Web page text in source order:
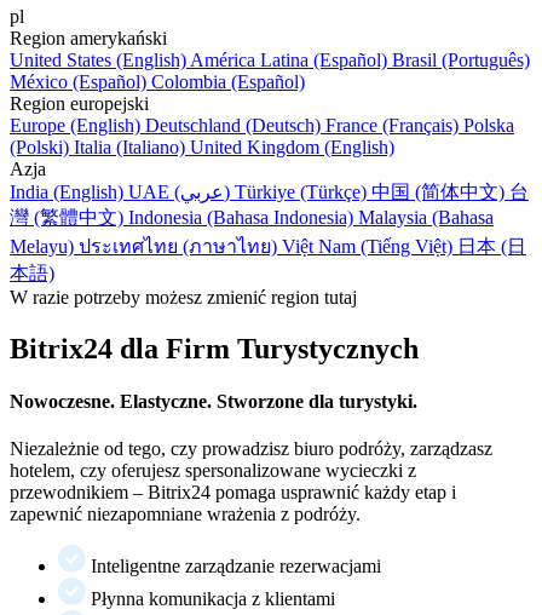
pl
Region amerykański
United States (English) América Latina (Español) Brasil (Português)
México (Español) Colombia (Español)
Region europejski
Europe (English) Deutschland (Deutsch) France (Français) Polska
(Polski) Italia (Italiano) United Kingdom (English)
Azja
India (English)
UAE (عربي) Türkiye (Türkçe) 中国 (简体中文) 台
灣 (繁體中文) Indonesia (Bahasa Indonesia) Malaysia (Bahasa
Melayu) ประเทศไทย (ภาษาไทย) Việt Nam (Tiếng Việt) 日本 (日
本語)
W razie potrzeby możesz zmienić region tutaj
Bitrix24 dla Firm Turystycznych
Nowoczesne. Elastyczne. Stworzone dla turystyki.
Niezależnie od tego, czy prowadzisz biuro podróży, zarządzasz
hotelem, czy oferujesz spersonalizowane wycieczki z
przewodnikiem – Bitrix24 pomaga usprawnić każdy etap i
zapewnić niezapomniane wrażenia z podróży.
Inteligentne zarządzanie rezerwacjami
Płynna komunikacja z klientami